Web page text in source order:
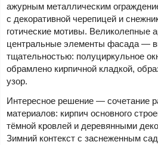
ажурным металлическим
с декоративной черепицей и
готические мотивы. Великолепные
центральные элементы фасада —
тщательностью: полуциркульное
обрамлено кирпичной кладкой,
узор.
Интересное решение — сочетание
материалов: кирпич основного
тёмной кровлей и деревянными
Зимний контекст с заснеженным